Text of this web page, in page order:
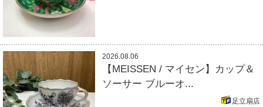
2026.08.06
【MEISSEN / マイセン】カップ＆
ソーサー ブルーオ...
足立扇店